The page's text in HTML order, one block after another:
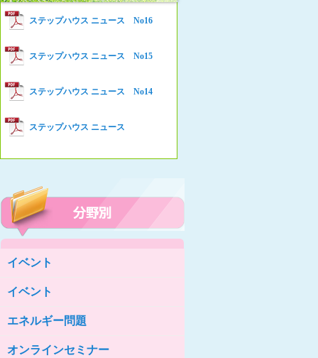
Women’s Shelter HELP News No75
Women’s Shelter HELP News
女性の家HELP ネットワークニュー
ス No.92
女性の家HELP ネットワークニュー
ス No.91
女性の家HELP ネットワークニュー
ス No.90
女性の家HELP ネットワークニュー
ス No.89
女性の家HELP ネットワークニュー
ス No.87
女性の家HELP ネットワークニュー
女性の家HELP ネットワークニュー
ス No.85
女性の家HELP ネットワークニュー
ステップハウス ニュース No16
ステップハウス ニュース No15
ステップハウス ニュース No14
ステップハウス ニュース
イベント
イベント
エネルギー問題
オンラインセミナー